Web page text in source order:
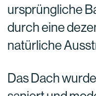
ursprüngliche
durch eine
natürliche
Das Dach